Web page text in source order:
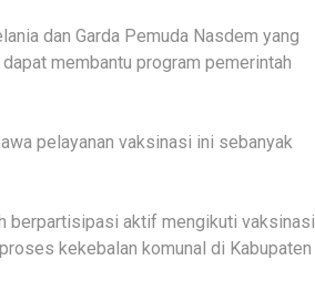
dan Garda Pemuda Nasdem yang
membantu program pemerintah
pelayanan vaksinasi ini sebanyak
berpartisipasi aktif mengikuti vaksinasi.
kekebalan komunal di Kabupaten